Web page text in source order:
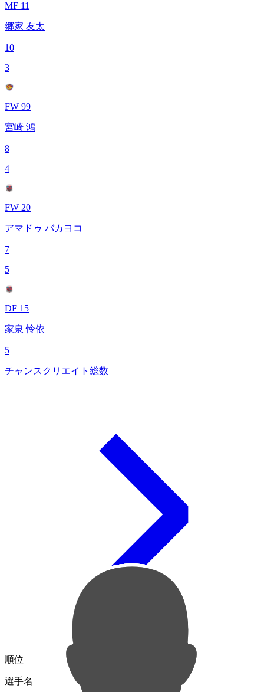
MF 11
郷家 友太
10
3
FW 99
宮崎 鴻
8
4
FW 20
アマドゥ バカヨコ
7
5
DF 15
家泉 怜依
5
チャンスクリエイト総数
順位
選手名